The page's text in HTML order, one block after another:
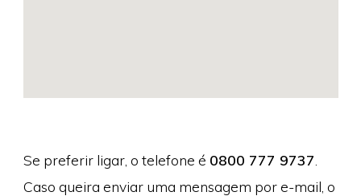
Se preferir ligar, o telefone é 0800 777 9737
Caso queira enviar uma mensagem por e-mail, o